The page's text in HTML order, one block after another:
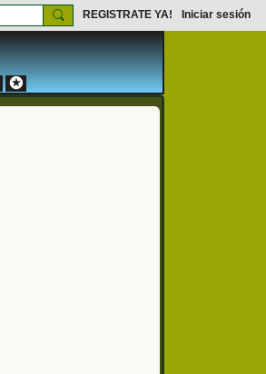
REGISTRATE YA! Iniciar sesión
✪